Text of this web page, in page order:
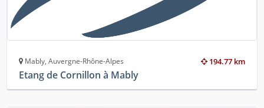
194.77 km
Mably, Auvergne-Rhône-Alpes
Etang de Cornillon à Mably